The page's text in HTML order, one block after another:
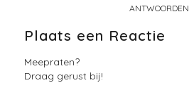
ANTWOORDEN
Plaats een Reactie
Meepraten?
Draag gerust bij!